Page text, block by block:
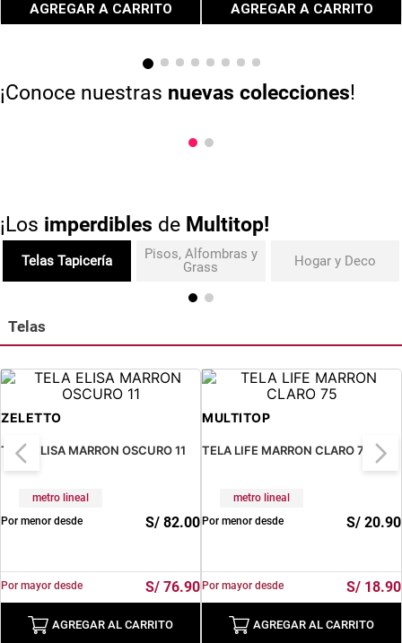
AGREGAR A CARRITO AGREGAR A CARRITO
¡Conoce nuestras nuevas colecciones!
¡Los imperdibles de Multitop!
Telas Tapicería
Pisos, Alfombras y
Grass
Hogar y Deco
Telas
ZELETTO
TELA ELISA MARRON OSCURO 11
metro lineal
Por menor desde
S/ 82.00
Por mayor desde S/ 76.90
AGREGAR AL CARRITO
MULTITOP
TELA LIFE MARRON CLARO 75
metro lineal
Por menor desde
S/ 20.90
Por mayor desde S/ 18.90
AGREGAR AL CARRITO